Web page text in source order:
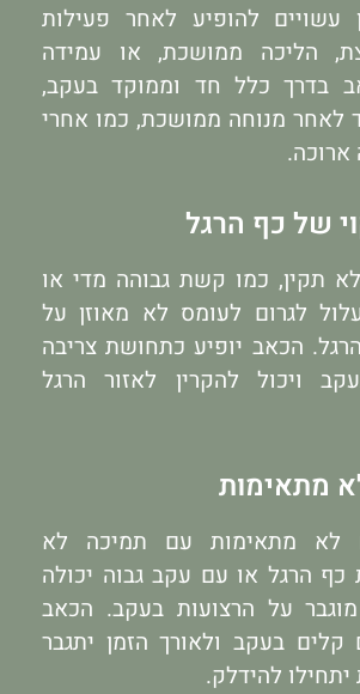
עשויים להופיע לאחר פעילות
הליכה ממושכת, או עמידה
בדרך כלל חד וממוקד בעקב,
לאחר מנוחה ממושכת, כמו אחרי
ארוכה.
תקין, כמו קשת גבוהה מדי או
לגרום לעומס לא מאוזן על
הכאב יופיע כתחושת צריבה
ויכול להקרין לאזור הרגל
לא מתאימות עם תמיכה לא
הרגל או עם עקב גבוה יכולה
על הרצועות בעקב. הכאב
קלים בעקב ולאורך הזמן יתגבר
להידלק.